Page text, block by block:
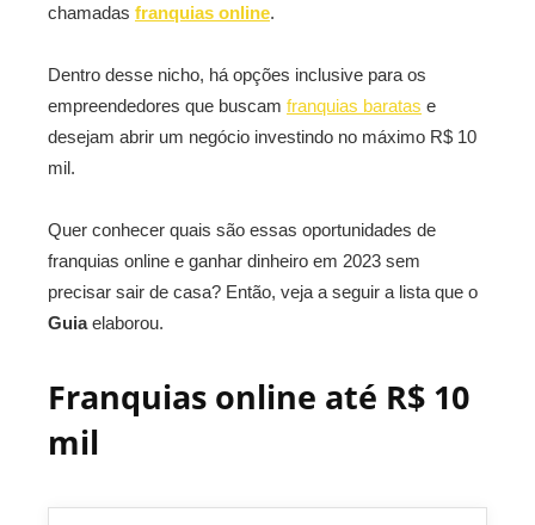
chamadas franquias online.
Dentro desse nicho, há opções inclusive para os
empreendedores que buscam franquias baratas e
desejam abrir um negócio investindo no máximo R$ 10
mil.
Quer conhecer quais são essas oportunidades de
franquias online e ganhar dinheiro em 2023 sem
precisar sair de casa? Então, veja a seguir a lista que o
Guiaelaborou.
Franquias online até R$ 10
mil